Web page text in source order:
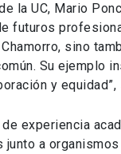
la UC, Mario
futuros
sino
Su ejemplo
y equidad”,
experiencia
a